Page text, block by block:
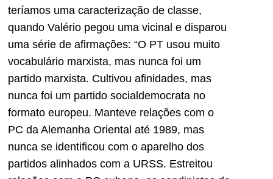
teríamos uma caracterização de classe,
quando Valério pegou uma vicinal e disparou
uma série de afirmações: “O PT usou muito
vocabulário marxista, mas nunca foi um
partido marxista. Cultivou afinidades, mas
nunca foi um partido socialdemocrata no
formato europeu. Manteve relações com o
PC da Alemanha Oriental até 1989, mas
nunca se identificou com o aparelho dos
partidos alinhados com a URSS. Estreitou